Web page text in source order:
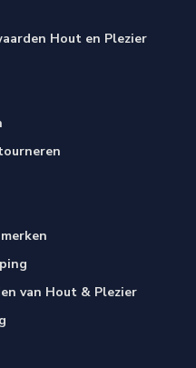
Hout en Plezier
van Hout & Plezier